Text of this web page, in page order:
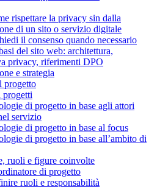
rispettare la privacy sin dalla
di un sito o servizio digitale
il consenso quando necessario
del sito web: architettura,
privacy, riferimenti DPO
e strategia
progetto
di progetto in base agli attori
servizio
di progetto in base al focus
di progetto in base all’ambito di
ruoli e figure coinvolte
di progetto
ruoli e responsabilità